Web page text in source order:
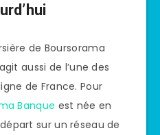
de Boursorama
aussi de l’une des
de France. Pour
Banque est née en
sur un réseau de